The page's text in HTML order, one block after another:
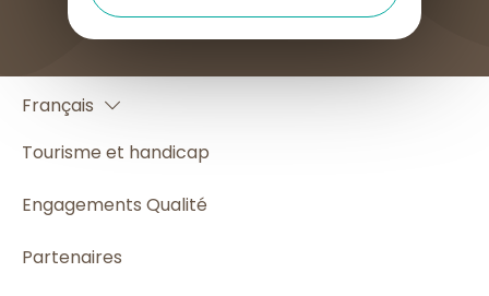
Français
Español
Tourisme et handicap
Engagements Qualité
Partenaires